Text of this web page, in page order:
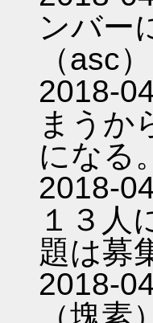
ンバー
（asc）
2018-
まうか
になる
2018-
１３人
題は募
2018-